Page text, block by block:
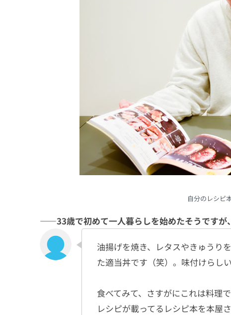
自分のレシピ
――33歳で初めて一人暮らしを始めたそうですが
油揚げを焼き、レタスやきゅうり
た適当丼です（笑）。味付けらし
食べてみて、さすがにこれは料理
レシピが載ってるレシピ本を本屋